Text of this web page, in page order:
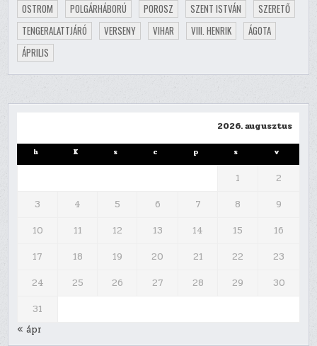
OSTROM
POLGÁRHÁBORÚ POROSZ SZENT ISTVÁN
SZERETŐ
TENGERALATTJÁRÓ
VERSENY VIHAR VIII. HENRIK
ÁGOTA
ÁPRILIS
2026. augusztus
h K s c p s v
1
2
3
4 5 6 7 8
9
10
11 12 13 14 15
16
17
18 19 20 21 22
23
24
25 26 27 28 29
30
31
« ápr